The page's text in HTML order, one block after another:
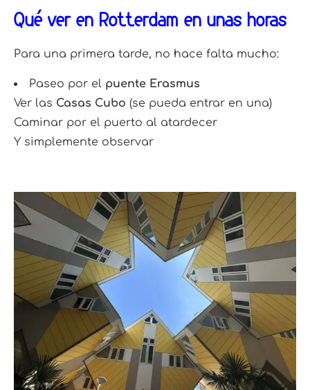
Qué ver en Rotterdam en unas horas
Para una primera tarde, no hace falta mucho:
Paseo por el puente Erasmus
Ver las Casas Cubo (se pueda entrar en una)
Caminar por el puerto al atardecer
Y simplemente observar